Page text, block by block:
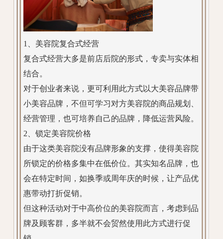
1、美容院复合式经营
复合式经营大多是前店后院的形式，专卖与实体相
结合。
对于创业者来说，更可利用此方式以大美容品牌带
小美容品牌，不但可学习对方美容院的商品规划、
经营管理，也可培养自己的品牌，降低运营风险。
2、锁定美容院价格
由于这类美容院没有品牌形象的支撑，使得美容院
所锁定的价格多集中在低价位。其实知名品牌，也
会在特定时间，如换季或周年庆的时候，让产品优
惠带动打折促销。
但这种活动对于中高价位的美容院而言，考虑到品
牌及顾客群，多半就不会贸然使用此方式进行促